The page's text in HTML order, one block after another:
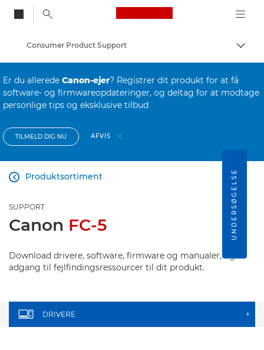
Canon Logo, back
Skift
Consumer Product Support
Er du allerede Canon-ejer? Registrer dit produkt for at få
software- og firmwareopdateringer, og deltag for at modtage
personlige tips og eksklusive tilbud
TILMELD DIG NU AFVIS
Produktsortiment

SUPPORT
Canon FC-5
Download drivere, software, firmware og manualer, og få
adgang til fejlfindingsressourcer til dit produkt.
DRIVERE +
UNDERSØGELSE